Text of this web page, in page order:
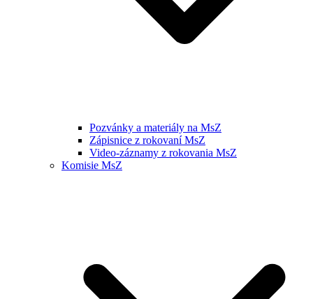
Pozvánky a materiály na MsZ
Zápisnice z rokovaní MsZ
Video-záznamy z rokovania MsZ
Komisie MsZ